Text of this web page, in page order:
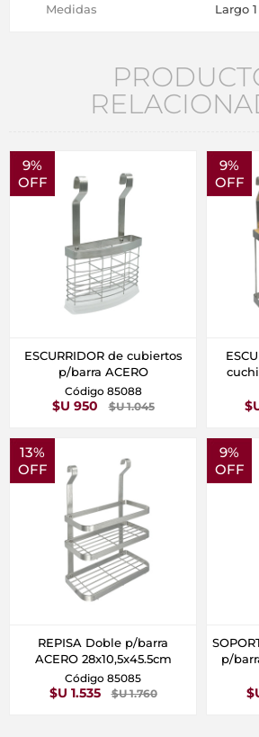
Medidas Largo
9%
OFF
ESCURRIDOR de cubiertos
p/barra ACERO
Código 85088
$U 950 $U 1.045
9%
OFF
13%
OFF
REPISA Doble p/barra
ACERO 28x10,5x45.5cm
Código 85085
$U 1.535 $U 1.760
9%
OFF
p/